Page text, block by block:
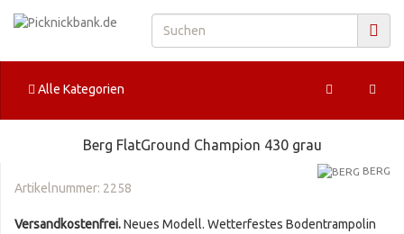
Alle Kategorien
Berg FlatGround Champion 430 grau
BERG
Artikelnummer: 2258
Versandkostenfrei.Neues Modell. Wetterfestes Bodentrampolin